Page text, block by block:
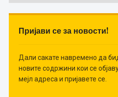
Пријави се за новости!
Дали сакате навремено да
новите содржини кои се
мејл адреса и пријавете се.